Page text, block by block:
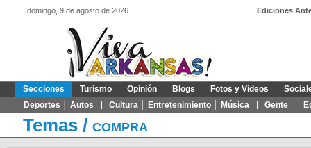
domingo, 9 de agosto de 2026 Ediciones
Secciones
Deportes │ Autos
Cultura │ Entretenimiento │ Música Gente
Turismo Opinión Blogs Fotos y Videos
Temas / COMPRA